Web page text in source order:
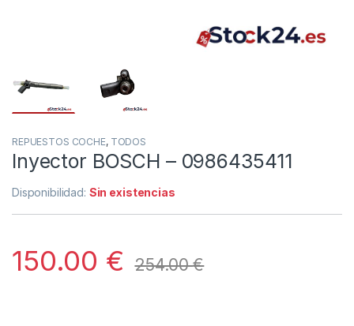
REPUESTOS COCHE, TODOS
Inyector BOSCH – 0986435411
Disponibilidad: Sin existencias
150.00 € 254.00€